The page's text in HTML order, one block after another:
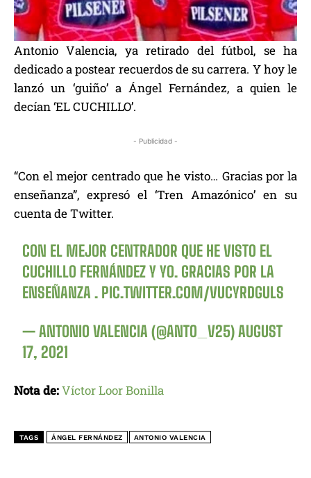
Antonio Valencia, ya retirado del fútbol, se ha
dedicado a postear recuerdos de su carrera. Y hoy le
lanzó un ‘guiño’ a Ángel Fernández, a quien le
decían ‘EL CUCHILLO’.
- Publicidad -
“Con el mejor centrado que he visto… Gracias por la
enseñanza”, expresó el ‘Tren Amazónico’ en su
cuenta de Twitter.
CON EL MEJOR CENTRADOR QUE HE VISTO EL
CUCHILLO FERNÁNDEZ Y YO. GRACIAS POR LA
ENSEÑANZA . PIC.TWITTER.COM/VUCYRDGULS
— ANTONIO VALENCIA (@ANTO_V25)AUGUST
17, 2021
Nota de:Víctor Loor Bonilla
TAGS ÁNGEL FERNÁNDEZ ANTONIO VALENCIA